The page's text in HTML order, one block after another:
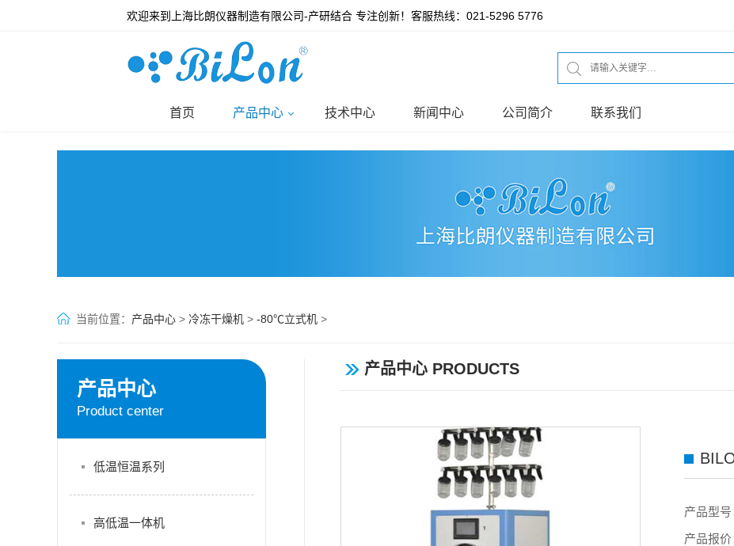
欢迎来到上海比朗仪器制造有限公司-产研结合 专注创新！客服热线： 021-5296 5776
首页 产品中心 技术中心 新闻中心 公司简介 联系我们
当前位置： 产品中心 > 冷冻干燥机 > -80℃立式机 >
产品中心
Product center
低温恒温系列
高低温一体机
产品中心 PRODUCTS
产品型号
产品报价